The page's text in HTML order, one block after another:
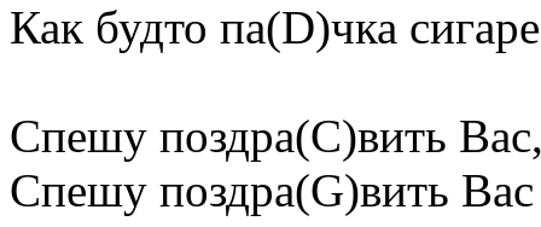
Как будто па(D)чка
Спешу поздpа(C)вить
Спешу поздpа(G)вить